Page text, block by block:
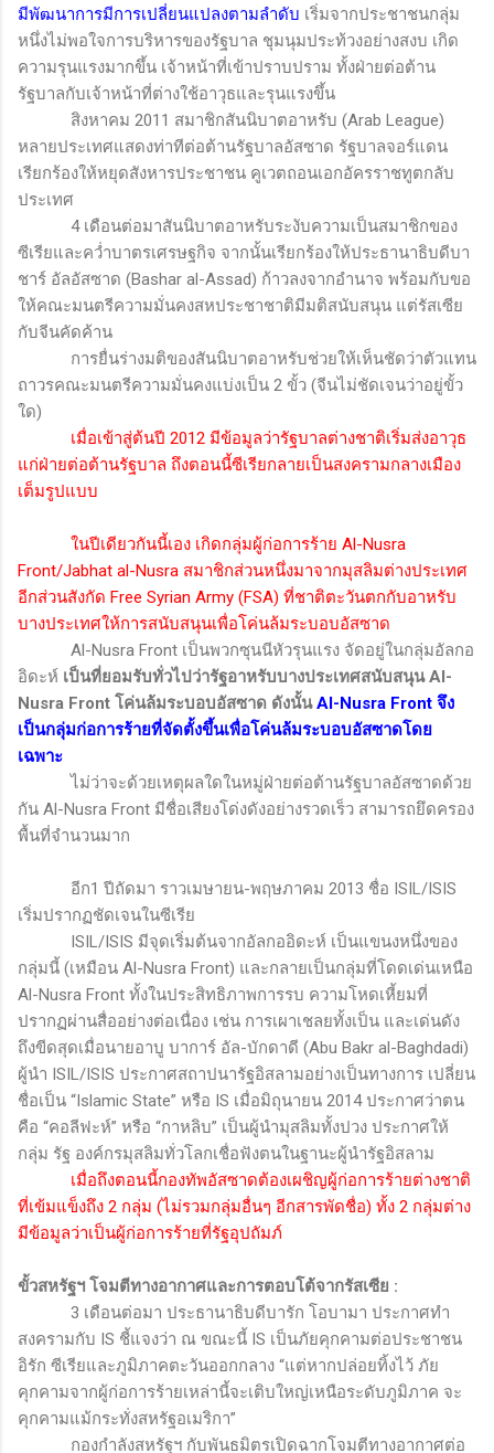
มีพัฒนาการมีการเปลี่ยนแปลงตามลำดับ เริ่มจากประชาชนกลุ่ม
หนึ่งไม่พอใจการบริหารของรัฐบาล ชุมนุมประท้วงอย่างสงบ เกิด
ความรุนแรงมากขึ้น เจ้าหน้าที่เข้าปราบปราม ทั้งฝ่ายต่อต้าน
รัฐบาลกับเจ้าหน้าที่ต่างใช้อาวุธและรุนแรงขึ้น
สิงหาคม 2011 สมาชิกสันนิบาตอาหรับ (Arab League)
หลายประเทศแสดงท่าทีต่อต้านรัฐบาลอัสซาด รัฐบาลจอร์แดน
เรียกร้องให้หยุดสังหารประชาชน คูเวตถอนเอกอัครราชทูตกลับ
ประเทศ
4 เดือนต่อมาสันนิบาตอาหรับระงับความเป็นสมาชิกของ
ซีเรียและคว่ำบาตรเศรษฐกิจ จากนั้นเรียกร้องให้ประธานาธิบดีบา
ชาร์ อัลอัสซาด (Bashar al-Assad) ก้าวลงจากอำนาจ พร้อมกับขอ
ให้คณะมนตรีความมั่นคงสหประชาชาติมีมติสนับสนุน แต่รัสเซีย
กับจีนคัดค้าน
การยื่นร่างมติของสันนิบาตอาหรับช่วยให้เห็นชัดว่าตัวแทน
ถาวรคณะมนตรีความมั่นคงแบ่งเป็น 2 ขั้ว (จีนไม่ชัดเจนว่าอยู่ขั้ว
ใด)
เมื่อเข้าสู่ต้นปี 2012 มีข้อมูลว่ารัฐบาลต่างชาติเริ่มส่งอาวุธ
แก่ฝ่ายต่อต้านรัฐบาล ถึงตอนนี้ซีเรียกลายเป็นสงครามกลางเมือง
เต็มรูปแบบ
ในปีเดียวกันนี้เอง เกิดกลุ่มผู้ก่อการร้าย Al-Nusra
Front/Jabhat al-Nusra สมาชิกส่วนหนึ่งมาจากมุสลิมต่างประเทศ
อีกส่วนสังกัด Free Syrian Army (FSA) ที่ชาติตะวันตกกับอาหรับ
บางประเทศให้การสนับสนุนเพื่อโค่นล้มระบอบอัสซาด
Al-Nusra Front เป็นพวกซุนนีหัวรุนแรง จัดอยู่ในกลุ่มอัลกอ
อิดะห์ เป็นที่ยอมรับทั่วไปว่ารัฐอาหรับบางประเทศสนับสนุนAl-
Nusra Front โค่นล้มระบอบอัสซาด ดังนั้น Al-Nusra Front จึง
เป็นกลุ่มก่อการร้ายที่จัดตั้งขึ้นเพื่อโค่นล้มระบอบอัสซาดโดย
เฉพาะ
ไม่ว่าจะด้วยเหตุผลใดในหมู่ฝ่ายต่อต้านรัฐบาลอัสซาดด้วย
กัน Al-Nusra Front มีชื่อเสียงโด่งดังอย่างรวดเร็ว สามารถยึดครอง
พื้นที่จำนวนมาก
อีก1 ปีถัดมา ราวเมษายน-พฤษภาคม 2013 ชื่อ ISIL/ISIS
เริ่มปรากฏชัดเจนในซีเรีย
ISIL/ISIS มีจุดเริ่มต้นจากอัลกออิดะห์ เป็นแขนงหนึ่งของ
กลุ่มนี้ (เหมือน Al-Nusra Front) และกลายเป็นกลุ่มที่โดดเด่นเหนือ
Al-Nusra Front ทั้งในประสิทธิภาพการรบ ความโหดเหี้ยมที่
ปรากฏผ่านสื่ออย่างต่อเนื่อง เช่น การเผาเชลยทั้งเป็น และเด่นดัง
ถึงขีดสุดเมื่อนายอาบู บาการ์ อัล-บักดาดี (Abu Bakr al-Baghdadi)
ผู้นำ ISIL/ISIS ประกาศสถาปนารัฐอิสลามอย่างเป็นทางการ เปลี่ยน
ชื่อเป็น “Islamic State” หรือ IS เมื่อมิถุนายน 2014ประกาศว่าตน
คือ “คอลีฟะห์” หรือ “กาหลิบ” เป็นผู้นำมุสลิมทั้งปวง ประกาศให้
กลุ่ม รัฐ องค์กรมุสลิมทั่วโลกเชื่อฟังตนในฐานะผู้นำรัฐอิสลาม
เมื่อถึงตอนนี้กองทัพอัสซาดต้องเผชิญผู้ก่อการร้ายต่างชาติ
ที่เข้มแข็งถึง 2 กลุ่ม (ไม่รวมกลุ่มอื่นๆ อีกสารพัดชื่อ) ทั้ง 2 กลุ่มต่าง
มีข้อมูลว่าเป็นผู้ก่อการร้ายที่รัฐอุปถัมภ์
ขั้วสหรัฐฯ โจมตีทางอากาศและการตอบโต้จากรัสเซีย :
3 เดือนต่อมา ประธานาธิบดีบารัก โอบามา ประกาศทำ
สงครามกับ IS ชี้แจงว่า ณ ขณะนี้ IS เป็นภัยคุกคามต่อประชาชน
อิรัก ซีเรียและภูมิภาคตะวันออกกลาง “แต่หากปล่อยทิ้งไว้ ภัย
คุกคามจากผู้ก่อการร้ายเหล่านี้จะเติบใหญ่เหนือระดับภูมิภาค จะ
คุกคามแม้กระทั่งสหรัฐอเมริกา”
กองกำลังสหรัฐฯ กับพันธมิตรเปิดฉากโจมตีทางอากาศต่อ